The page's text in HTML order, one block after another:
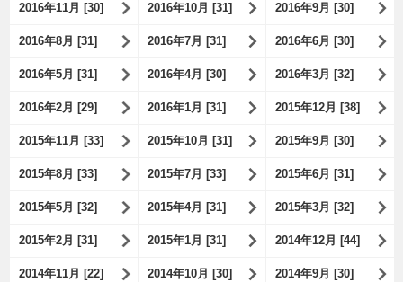
2016年11月 [30] 2016年10月 [31] 2016年9月 [30]
2016年8月 [31] 2016年7月 [31] 2016年6月 [30]
2016年5月 [31] 2016年4月 [30] 2016年3月 [32]
2016年2月 [29] 2016年1月 [31] 2015年12月 [38]
2015年11月 [33] 2015年10月 [31] 2015年9月 [30]
2015年8月 [33] 2015年7月 [33] 2015年6月 [31]
2015年5月 [32] 2015年4月 [31] 2015年3月 [32]
2015年2月 [31] 2015年1月 [31] 2014年12月 [44]
2014年11月 [22] 2014年10月 [30] 2014年9月 [30]